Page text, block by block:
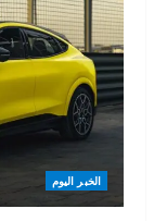
الخبر اليوم